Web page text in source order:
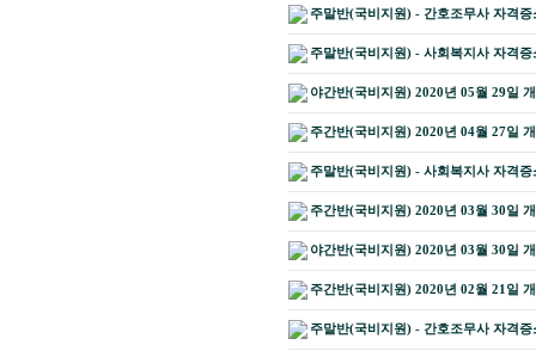
주말반(국비지원) - 간호조무사 자격
주말반(국비지원) - 사회복지사 자격
야간반(국비지원) 2020년 05월 29일
주간반(국비지원) 2020년 04월 27일
주말반(국비지원) - 사회복지사 자격
주간반(국비지원) 2020년 03월 30일
야간반(국비지원) 2020년 03월 30일
주간반(국비지원) 2020년 02월 21일
주말반(국비지원) - 간호조무사 자격